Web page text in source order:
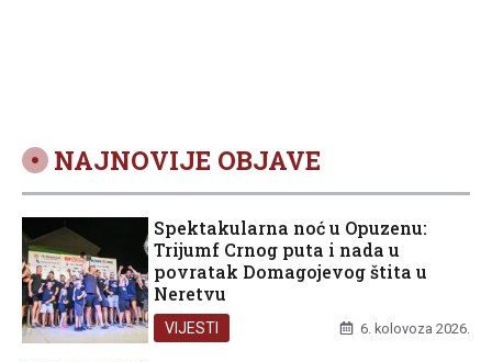
NAJNOVIJE OBJAVE
Spektakularna noć u Opuzenu:
Trijumf Crnog puta i nada u
povratak Domagojevog štita u
Neretvu
VIJESTI 6. kolovoza 2026.